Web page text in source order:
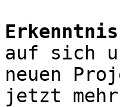
Erkenntnis
auf sich
neuen
jetzt mehr